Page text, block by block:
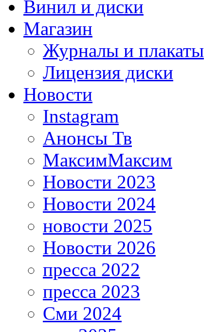
Винил и диски
Магазин
Журналы и плакаты
Лицензия диски
Новости
Instagram
Анонсы Тв
МаксимМаксим
Новости 2023
Новости 2024
новости 2025
Новости 2026
пресса 2022
пресса 2023
Сми 2024